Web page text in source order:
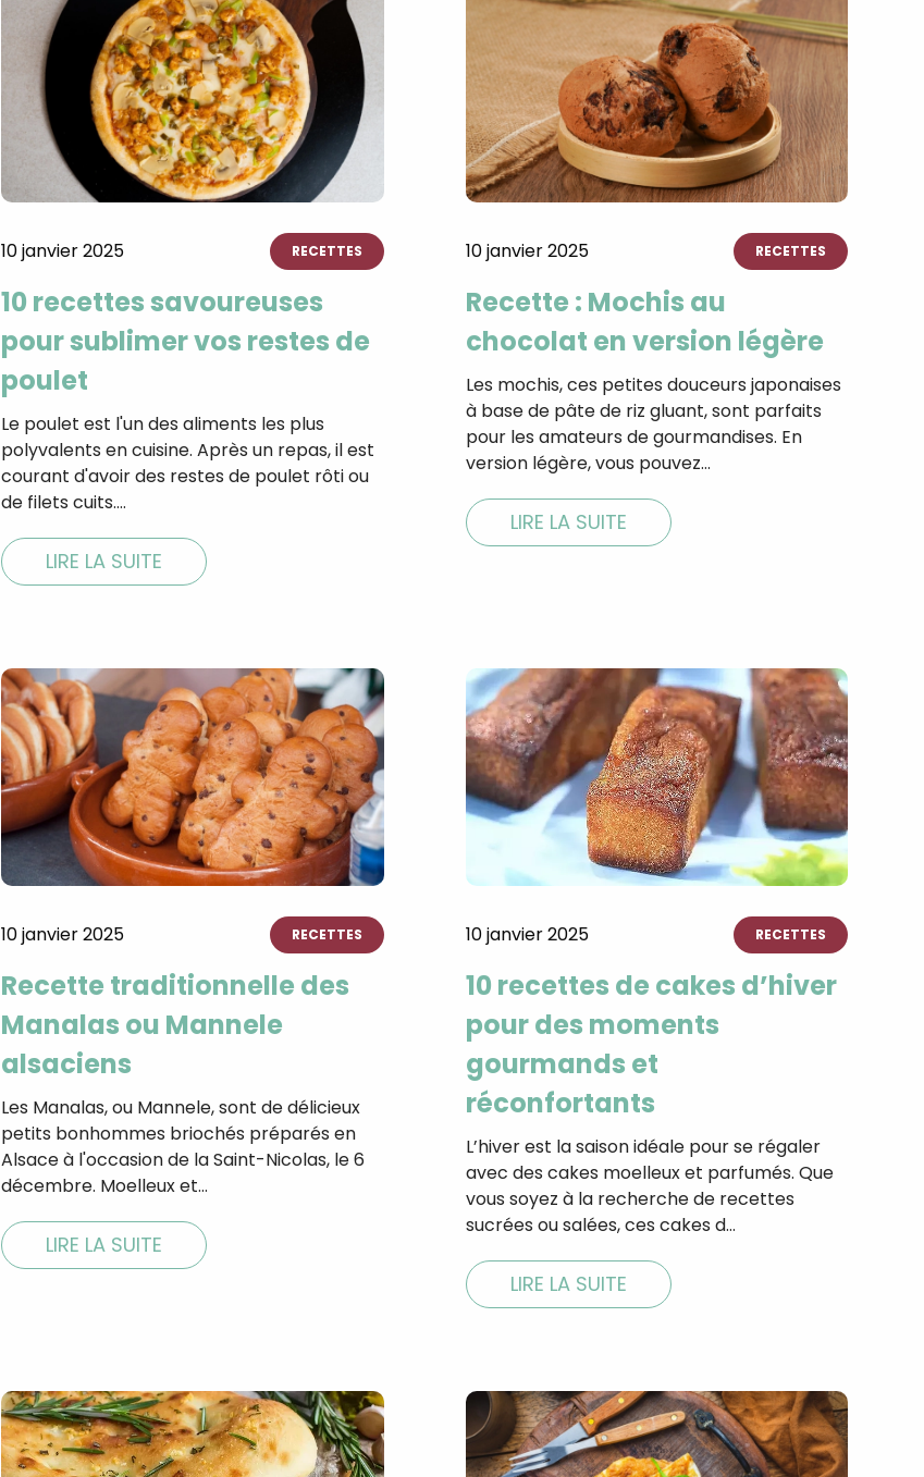
10 janvier 2025 RECETTES
10 recettes savoureuses
pour sublimer vos restes de
poulet
Le poulet est l'un des aliments les plus
polyvalents en cuisine. Après un repas, il est
courant d'avoir des restes de poulet rôti ou
de filets cuits.…
LIRE LA SUITE
10 janvier 2025 RECETTES
Recette : Mochis au
chocolat en version légère
Les mochis, ces petites douceurs japonaises
à base de pâte de riz gluant, sont parfaits
pour les amateurs de gourmandises. En
version légère, vous pouvez…
LIRE LA SUITE
10 janvier 2025 RECETTES
Recette traditionnelle des
Manalas ou Mannele
alsaciens
Les Manalas, ou Mannele, sont de délicieux
petits bonhommes briochés préparés en
Alsace à l'occasion de la Saint-Nicolas, le 6
décembre. Moelleux et…
LIRE LA SUITE
10 janvier 2025 RECETTES
10 recettes de cakes d’hiver
pour des moments
gourmands et
réconfortants
L’hiver est la saison idéale pour se régaler
avec des cakes moelleux et parfumés. Que
vous soyez à la recherche de recettes
sucrées ou salées, ces cakes d…
LIRE LA SUITE
×
Recevez gratuitement 180
recettes inédites de CROQ
!
Prisma Players analyse le taux d'ouverture
des courriels pour mesurer et optimiser les
performances des campagnes. Nous
pourrons savoir si vous ouvrez les courriels,
l'heure à laquelle vous le faites ainsi que
Je reçois mon cadeau !
Votre adresse email sera utilisée par Digital Prisma Players pour vous
envoyer votre newsletter contenant des offres commerciales
personnalisées. Vous pourrez vous désinscrire en utilisant le lien de
désabonnement intégré dans la newsletter. Pour en savoir plus et
exercer vos droits, prenez connaissance de notre
Confidentialité.